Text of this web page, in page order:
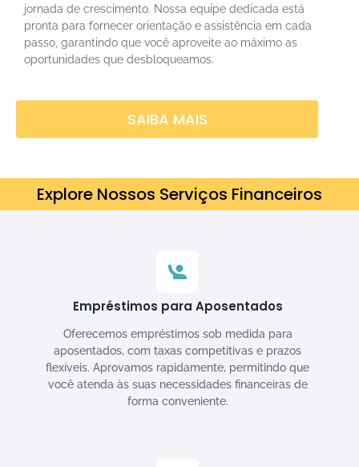
jornada de crescimento. Nossa equipe dedicada está
pronta para fornecer orientação e assistência em cada
passo, garantindo que você aproveite ao máximo as
oportunidades que desbloqueamos.
SAIBA MAIS
Explore Nossos Serviços Financeiros
Empréstimos para Aposentados
Oferecemos empréstimos sob medida para
aposentados, com taxas competitivas e prazos
flexíveis. Aprovamos rapidamente, permitindo que
você atenda às suas necessidades financeiras de
forma conveniente.